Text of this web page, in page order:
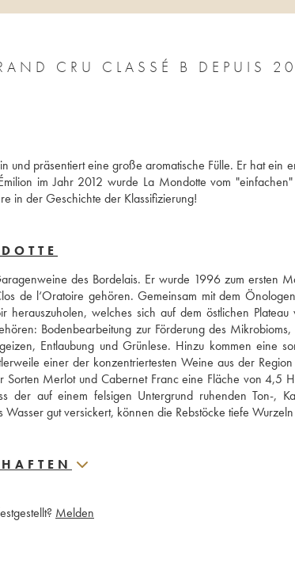
CRU CLASSÉ B DEPUIS
und präsentiert eine große aromatische Fülle. Er hat ein
im Jahr 2012 wurde La Mondotte vom
in der Geschichte der Klassifizierung!
des Bordelais. Er wurde 1996 zum ersten
de l‘Oratoire gehören. Gemeinsam mit dem
herauszuholen, welches sich auf dem östlichen
Bodenbearbeitung zur Förderung des Mikrobioms,
Entlaubung und Grünlese. Hinzu kommen eine
einer der konzentriertesten Weine aus der
Sorten Merlot und Cabernet Franc eine Fläche von 4,5
der auf einem felsigen Untergrund ruhenden Ton-,
gut versickert, können die Rebstöcke tiefe
Melden